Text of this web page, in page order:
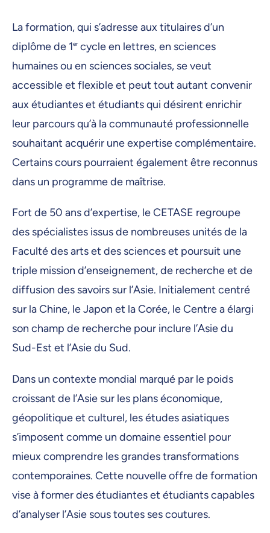
La formation, qui s’adresse aux titulaires d’un
diplôme de 1ercycle en lettres, en sciences
humaines ou en sciences sociales, se veut
accessible et flexible et peut tout autant convenir
aux étudiantes et étudiants qui désirent enrichir
leur parcours qu’à la communauté professionnelle
souhaitant acquérir une expertise complémentaire.
Certains cours pourraient également être reconnus
dans un programme de maîtrise.
Fort de 50 ans d’expertise, le CETASE regroupe
des spécialistes issus de nombreuses unités de la
Faculté des arts et des sciences et poursuit une
triple mission d’enseignement, de recherche et de
diffusion des savoirs sur l’Asie. Initialement centré
sur la Chine, le Japon et la Corée, le Centre a élargi
son champ de recherche pour inclure l’Asie du
Sud-Est et l’Asie du Sud.
Dans un contexte mondial marqué par le poids
croissant de l’Asie sur les plans économique,
géopolitique et culturel, les études asiatiques
s’imposent comme un domaine essentiel pour
mieux comprendre les grandes transformations
contemporaines. Cette nouvelle offre de formation
vise à former des étudiantes et étudiants capables
d’analyser l’Asie sous toutes ses coutures.